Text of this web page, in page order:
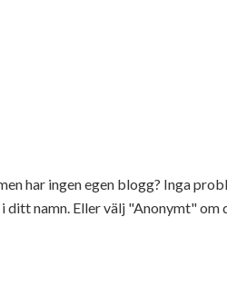
har ingen egen blogg? Inga
ditt namn. Eller välj "Anonymt" om